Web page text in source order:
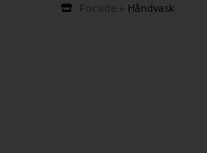
Forside Håndvask